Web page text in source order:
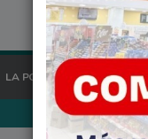
LA POSTA HOY OCIO